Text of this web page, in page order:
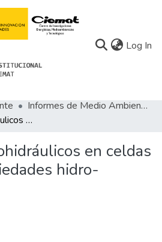
Log In
Informes de Medio Ambiente
Ensayos termohidráulicos en celdas grandes: propiedades hidro-mecánicas.
en celdas
hidro-